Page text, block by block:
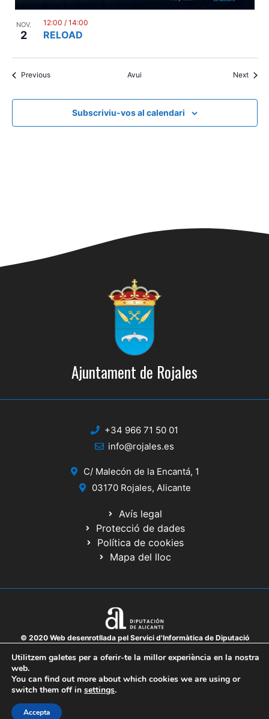
NOV.
2 RELOAD
12:00 / 14:00
PreviousEsdeveniments Avui Next
Subscriviu-vos al calendari
Ajuntament de Rojales
+34 966 71 50 01
info@rojales.es
C/ Malecón de la Encantá, 1
03170 Rojales, Alicante
Avís legal
Protecció de dades
Política de cookies
Mapa del lloc
© 2020 Web desenrotllada pel Servici d'Informàtica de Diputació
Utilitzem galetes per a oferir-te la millor experiència en la nostra
web.
You can find out more about which cookies we are using or
switch them off in settings.
Accepta